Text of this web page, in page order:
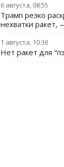
6 августа, 08:55
Трамп резко
нехватки ракет,
1 августа, 10:36
Нет ракет для